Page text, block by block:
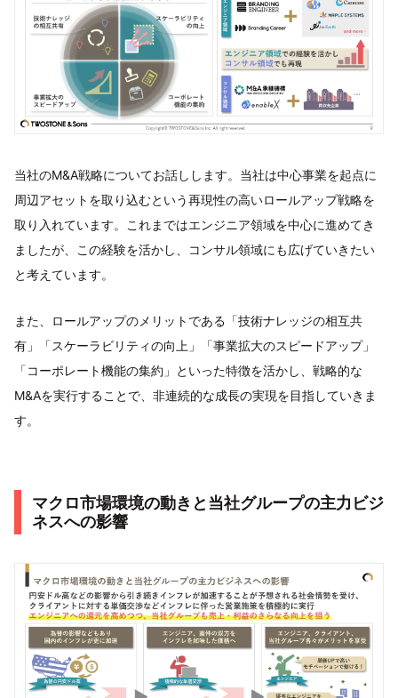
当社のM&A戦略についてお話しします。当社は中心事業を起点に
周辺アセットを取り込むという再現性の高いロールアップ戦略を
取り入れています。これまではエンジニア領域を中心に進めてき
ましたが、この経験を活かし、コンサル領域にも広げていきたい
と考えています。
また、ロールアップのメリットである「技術ナレッジの相互共
有」「スケーラビリティの向上」「事業拡大のスピードアップ」
「コーポレート機能の集約」といった特徴を活かし、戦略的な
M&Aを実行することで、非連続的な成長の実現を目指していきま
す。
マクロ市場環境の動きと当社グループの主力ビジ
ネスへの影響